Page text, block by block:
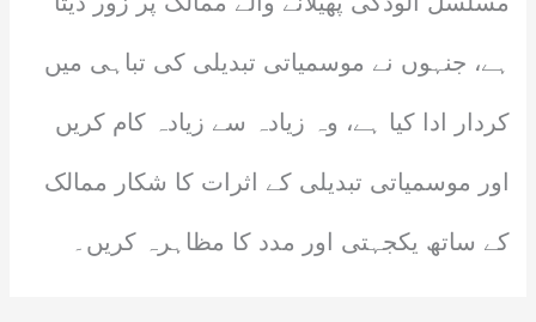
ہے، جنہوں نے موسمیاتی تبدیلی کی تباہی میں
کردار ادا کیا ہے، وہ زیادہ سے زیادہ کام کریں
اور موسمیاتی تبدیلی کے اثرات کا شکار ممالک
کے ساتھ یکجہتی اور مدد کا مظاہرہ کریں۔